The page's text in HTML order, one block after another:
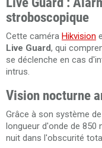
stroboscopique
Cette caméra Hikvision
Live Guard, qui
se déclenche en cas
intrus.
Vision nocturne
Grâce à son système de
longueur d'onde de
nuit dans l'obscurité